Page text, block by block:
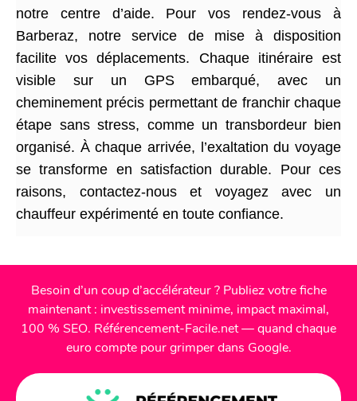
notre centre d’aide. Pour vos rendez-vous à
Barberaz, notre service de mise à disposition
facilite vos déplacements. Chaque itinéraire est
visible sur un GPS embarqué, avec un
cheminement précis permettant de franchir chaque
étape sans stress, comme un transbordeur bien
organisé. À chaque arrivée, l’exaltation du voyage
se transforme en satisfaction durable. Pour ces
raisons, contactez-nous et voyagez avec un
chauffeur expérimenté en toute confiance.
Besoin d’un coup d’accélérateur ? Publiez votre fiche
maintenant : investissement minime, impact maximal,
100 % SEO. Référencement-Facile.net — quand chaque
euro compte pour grimper dans Google.